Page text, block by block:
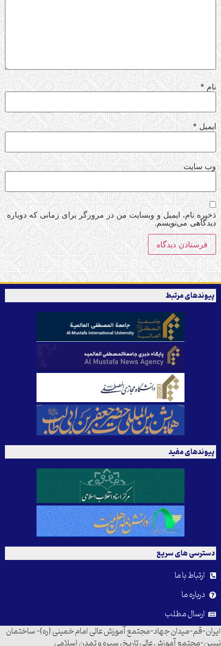
نام*
ایمیل*
وب‌ سایت
ذخیره نام، ایمیل و وبسایت من در مرورگر برای زمانی که دوباره
دیدگاهی می‌نویسم.
پیوندهای مرتبط
پیوندهای مفید
دسترسی های سریع
ارتباط با ما
درباره ما
ارسال مطلب
ایران-قم-میدان جهاد-مجتمع آموزش عالی امام خمینی (ره)- ساختمان